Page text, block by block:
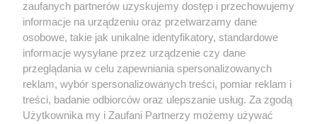
Więcej
20. urodzin portalu
wSzczecinie.pl
Regulamin konkursów
śniadaniówka "Hej
Szczecin! Jest piątek!"
zaufanych partnerów uzyskujemy dostęp i przechowujemy
informacje na urządzeniu oraz przetwarzamy dane
osobowe, takie jak unikalne identyfikatory, standardowe
informacje wysyłane przez urządzenie czy dane
przeglądania w celu zapewniania spersonalizowanych
reklam, wybór spersonalizowanych treści, pomiar reklam i
treści, badanie odbiorców oraz ulepszanie usług. Za zgodą
Użytkownika my i Zaufani Partnerzy możemy używać